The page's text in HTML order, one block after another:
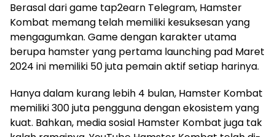
Berasal dari game tap2earn Telegram, Hamster
Kombat memang telah memiliki kesuksesan yang
mengagumkan. Game dengan karakter utama
berupa hamster yang pertama launching pad Maret
2024 ini memiliki 50 juta pemain aktif setiap harinya.
Hanya dalam kurang lebih 4 bulan, Hamster Kombat
memiliki 300 juta pengguna dengan ekosistem yang
kuat. Bahkan, media sosial Hamster Kombat juga tak